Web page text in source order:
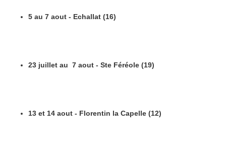
5 au 7 aout - Echallat (16)
23 juillet au 7 aout - Ste Féréole (19)
13 et 14 aout - Florentin la Capelle (12)